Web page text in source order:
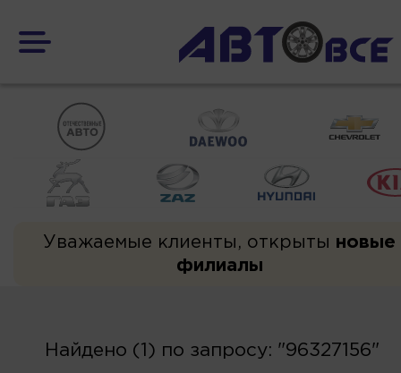
Уважаемые клиенты, открыты новые
филиалы
Найдено (1) по запросу: "96327156"